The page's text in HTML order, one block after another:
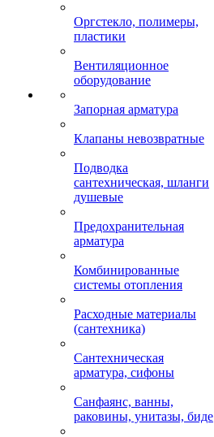
Оргстекло, полимеры,
пластики
Вентиляционное
оборудование
Запорная арматура
Клапаны невозвратные
Подводка
сантехническая, шланги
душевые
Предохранительная
арматура
Комбинированные
системы отопления
Расходные материалы
(сантехника)
Сантехническая
арматура, сифоны
Санфаянс, ванны,
раковины, унитазы, биде